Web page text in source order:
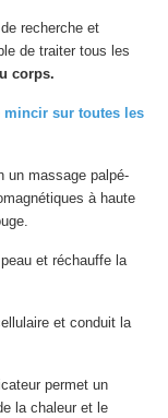
recherche et
de traiter tous les
corps.
mincir sur toutes les
un massage palpé-
à haute
et réchauffe la
et conduit la
permet un
la chaleur et le